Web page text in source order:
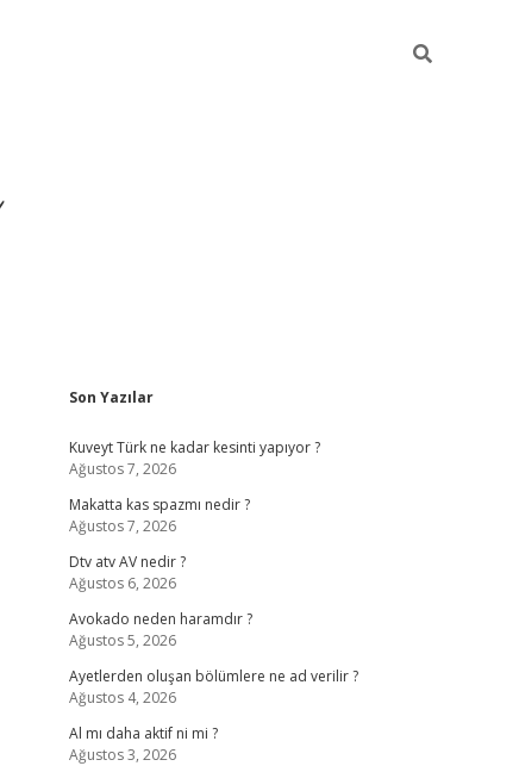
Sidebar
Son Yazılar
Kuveyt Türk ne kadar kesinti yapıyor ?
Ağustos 7, 2026
Makatta kas spazmı nedir ?
Ağustos 7, 2026
Dtv atv AV nedir ?
Ağustos 6, 2026
Avokado neden haramdır ?
Ağustos 5, 2026
Ayetlerden oluşan bölümlere ne ad verilir ?
Ağustos 4, 2026
Al mı daha aktif ni mi ?
Ağustos 3, 2026